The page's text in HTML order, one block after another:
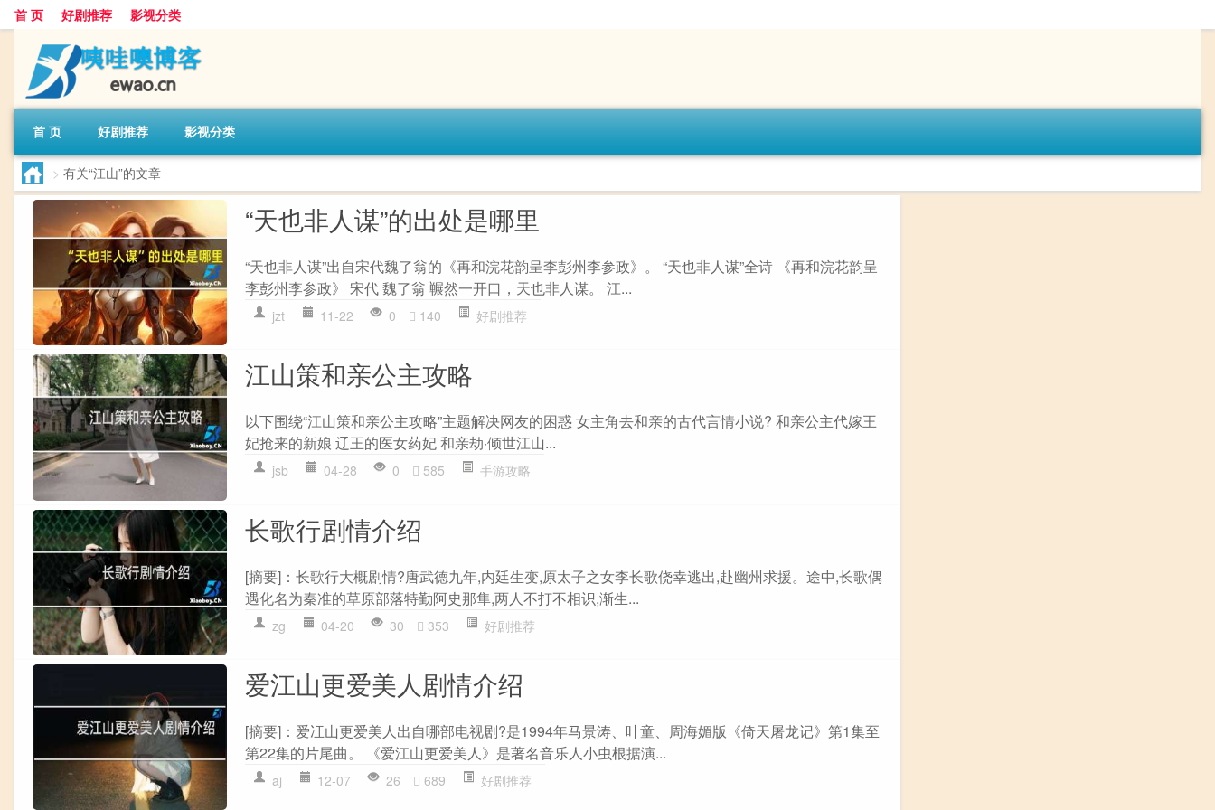
首 页 好剧推荐 影视分类
首 页 好剧推荐 影视分类
> 有关“江山”的文章
“天也非人谋”的出处是哪里
“天也非人谋”出自宋代魏了翁的《再和浣花韵呈李彭州李参政》。 “天也非人谋”全诗 《再和浣花韵呈
李彭州李参政》 宋代 魏了翁 冁然一开口，天也非人谋。 江...
jzt 11-22 0 140 好剧推荐
江山策和亲公主攻略
以下围绕“江山策和亲公主攻略”主题解决网友的困惑 女主角去和亲的古代言情小说? 和亲公主代嫁王
妃抢来的新娘 辽王的医女药妃 和亲劫·倾世江山...
jsb 04-28 0 585 手游攻略
长歌行剧情介绍
[摘要]：长歌行大概剧情?唐武德九年,内廷生变,原太子之女李长歌侥幸逃出,赴幽州求援。途中,长歌偶
遇化名为秦准的草原部落特勤阿史那隼,两人不打不相识,渐生...
zg 04-20 30 353 好剧推荐
爱江山更爱美人剧情介绍
[摘要]：爱冮山更爱美人出自哪部电视剧?是1994年马景涛、叶童、周海媚版《倚天屠龙记》第1集至
第22集的片尾曲。 《爱江山更爱美人》是著名音乐人小虫根据演...
aj 12-07 26 689 好剧推荐